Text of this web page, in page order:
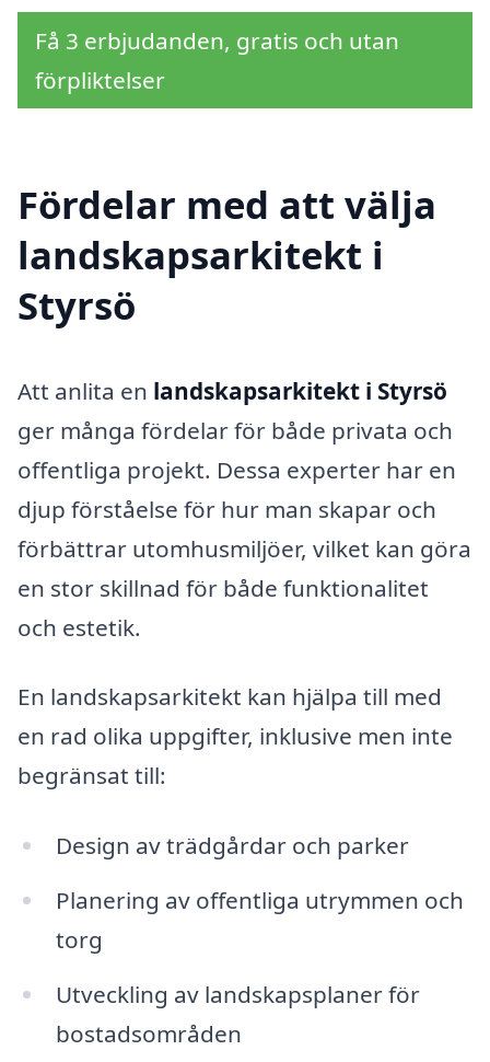
Få 3 erbjudanden, gratis och utan
förpliktelser
Fördelar med att välja
landskapsarkitekt i
Styrsö
Att anlita en landskapsarkitekt i Styrsö
ger många fördelar för både privata och
offentliga projekt. Dessa experter har en
djup förståelse för hur man skapar och
förbättrar utomhusmiljöer, vilket kan göra
en stor skillnad för både funktionalitet
och estetik.
En landskapsarkitekt kan hjälpa till med
en rad olika uppgifter, inklusive men inte
begränsat till:
Design av trädgårdar och parker
Planering av offentliga utrymmen och
torg
Utveckling av landskapsplaner för
bostadsområden